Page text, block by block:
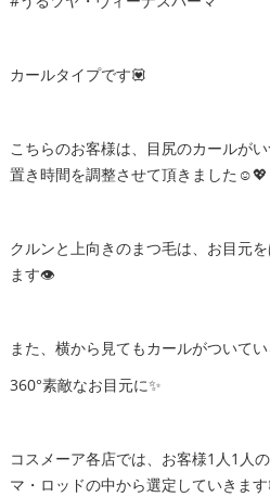
カールタイプです💟
こちらのお客様は、目尻のカールが
置き時間を調整させて頂きました☺️💖
クルンと上向きのまつ毛は、お目元
ます👁
また、横から見てもカールがついて
360°素敵なお目元に✨
コスメーア各店では、お客様1人1人
マ・ロッドの中から選定していきま